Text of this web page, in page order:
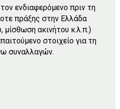
ενδιαφερόμενο πριν τη
πράξης στην Ελλάδα
μίσθωση ακινήτου κ.λ.π.)
στοιχείο για τη
συναλλαγών.